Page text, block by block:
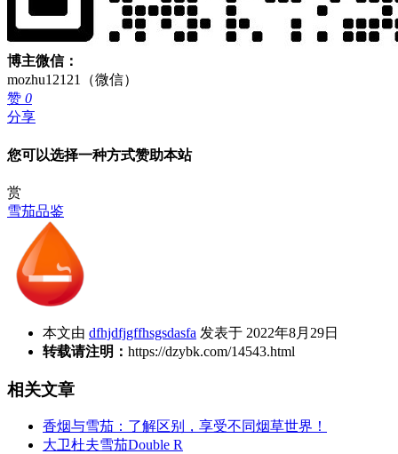
博主微信：
mozhu12121（微信）
赞 0
分享
您可以选择一种方式赞助本站
赏
雪茄品鉴
本文由 dfhjdfjgffhsgsdasfa 发表于 2022年8月29日
转载请注明： https://dzybk.com/14543.html
相关文章
香烟与雪茄：了解区别，享受不同烟草世界！
大卫杜夫雪茄Double R